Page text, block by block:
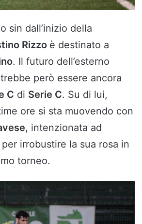
sin dall’inizio della
Rizzo è destinato a
. Il futuro dell’esterno
però essere ancora
C di Serie C. Su di lui,
ore si sta muovendo con
, intenzionata ad
irrobustire la sua rosa in
torneo.